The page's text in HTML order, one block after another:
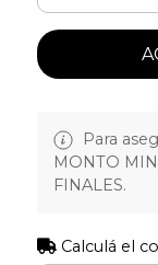
Para
MONTO
FINALES.
Calculá el